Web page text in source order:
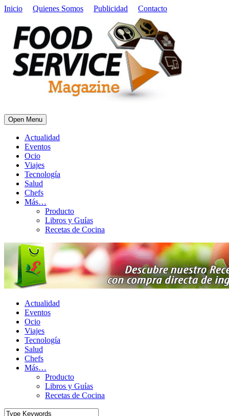
Inicio Quienes Somos Publicidad Contacto
Open Menu
Actualidad
Eventos
Ocio
Viajes
Tecnología
Salud
Chefs
Más…
Producto
Libros y Guías
Recetas de Cocina
Actualidad
Eventos
Ocio
Viajes
Tecnología
Salud
Chefs
Más…
Producto
Libros y Guías
Recetas de Cocina